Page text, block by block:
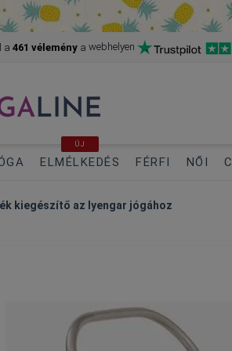
a 461 vélemény a webhelyen
ELMÉLKEDÉS
ÚJ
FÉRFI NŐI
kiegészítő az Iyengar jógához